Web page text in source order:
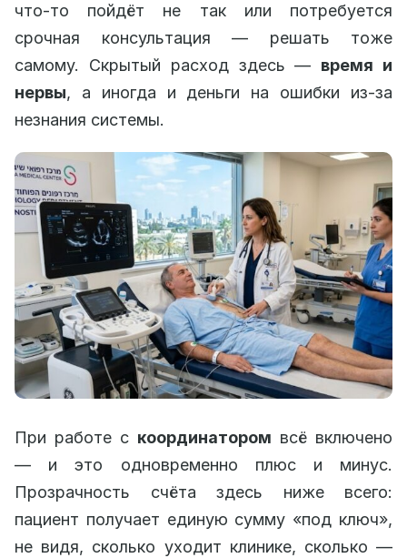
что-то пойдёт не так или потребуется
срочная консультация — решать тоже
самому. Скрытый расход здесь — время и
нервы, а иногда и деньги на ошибки из-за
незнания системы.
При работе с координатором всё включено
— и это одновременно плюс и минус.
Прозрачность счёта здесь ниже всего:
пациент получает единую сумму «под ключ»,
не видя, сколько уходит клинике, сколько —